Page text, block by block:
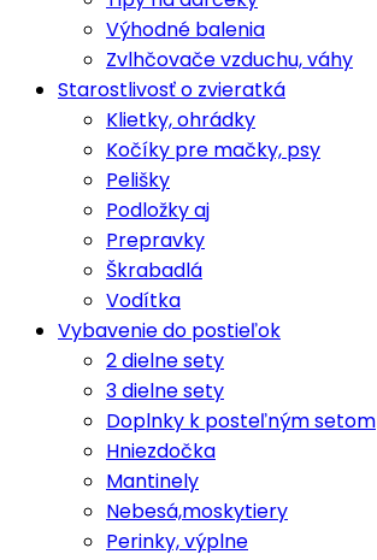
Výhodné balenia
Zvlhčovače vzduchu, váhy
Starostlivosť o zvieratká
Klietky, ohrádky
Kočíky pre mačky, psy
Pelišky
Podložky aj
Prepravky
Škrabadlá
Vodítka
Vybavenie do postieľok
2 dielne sety
3 dielne sety
Doplnky k posteľným setom
Hniezdočka
Mantinely
Nebesá,moskytiery
Perinky, výplne